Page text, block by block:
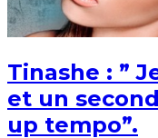
Tinashe : ”
et un
up tempo”.